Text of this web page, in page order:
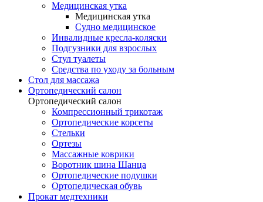
Медицинская утка
Медицинская утка
Судно медицинское
Инвалидные кресла-коляски
Подгузники для взрослых
Стул туалеты
Средства по уходу за больным
Cтол для массажа
Ортопедический салон
Ортопедический салон
Компрессионный трикотаж
Ортопедические корсеты
Стельки
Ортезы
Массажные коврики
Воротник шина Шанца
Ортопедические подушки
Ортопедическая обувь
Прокат медтехники